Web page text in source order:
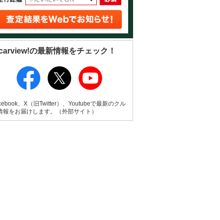
の最新情報をチェック！
、X（旧Twitter）、Youtubeで最新のクル
報をお届けします。（外部サイト）